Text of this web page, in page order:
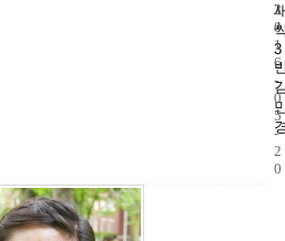
3
3
4
2
0
1
6
-
0
5
-
2
0